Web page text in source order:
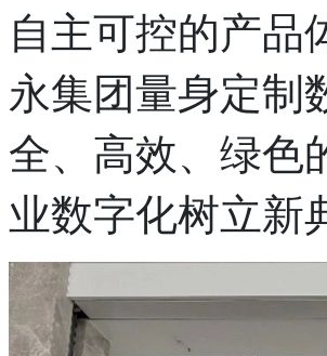
自主可控的产品
永集团量身定制
全、高效、绿色
业数字化树立新